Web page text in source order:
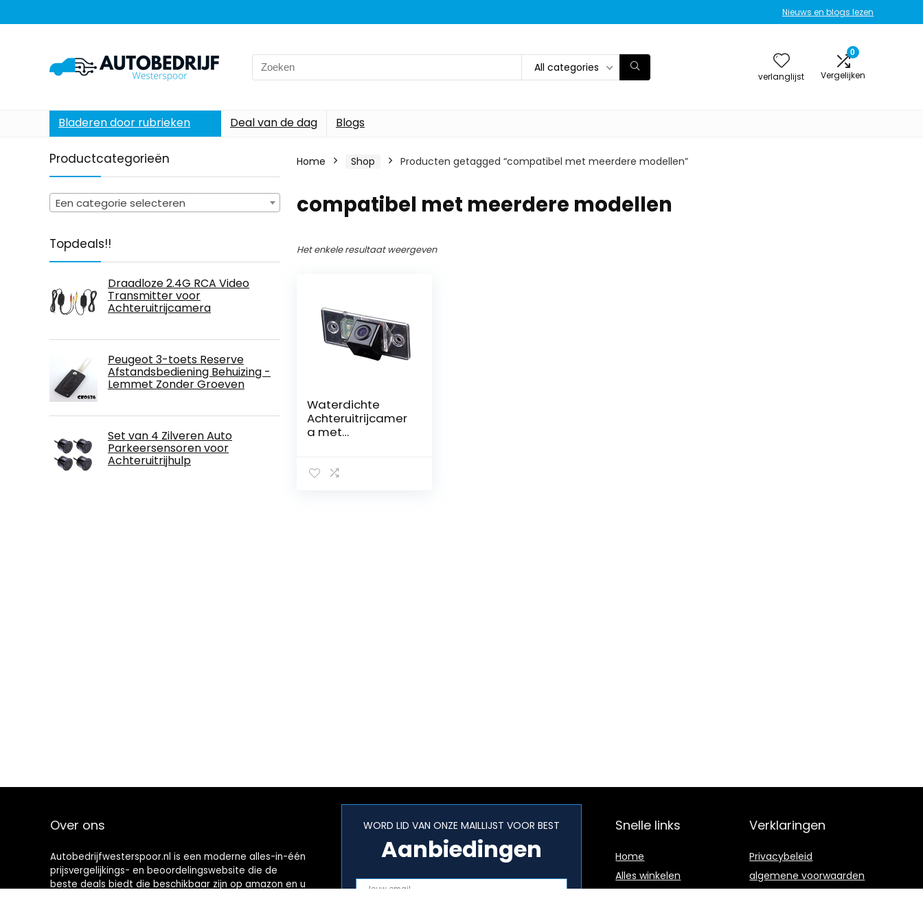
Nieuws en blogs lezen
Search
for:
All categories
verlanglijst
0
Vergelijken
Bladeren door rubrieken Deal van de dag Blogs
Productcategorieën
Een categorie selecteren
Topdeals!!
Draadloze 2.4G RCA Video
Transmitter voor
Achteruitrijcamera
Peugeot 3-toets Reserve
Afstandsbediening Behuizing -
Lemmet Zonder Groeven
Set van 4 Zilveren Auto
Parkeersensoren voor
Achteruitrijhulp
Home Shop Producten getagged “compatibel met meerdere modellen”
compatibel met meerdere modellen
Het enkele resultaat weergeven
Waterdichte
Achteruitrijcamer
a met
Over ons
Autobedrijfwesterspoor.nl is een moderne alles-in-één
prijsvergelijkings- en beoordelingswebsite die de
beste deals biedt die beschikbaar zijn op amazon en u
WORD LID VAN ONZE MAILLIJST VOOR BEST
Aanbiedingen
Snelle links
Home
Alles winkelen
Verklaringen
Privacybeleid
algemene voorwaarden